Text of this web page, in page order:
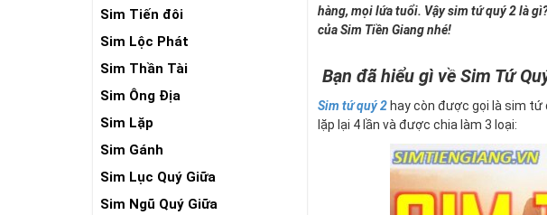
Sim Tiến đôi
Sim Lộc Phát
Sim Thần Tài
Sim Ông Địa
Sim Lặp
Sim Gánh
Sim Lục Quý Giữa
Sim Ngũ Quý Giữa
hàng, mọi lứa tuổi. Vậy sim tứ quý 2 là
của Sim Tiền Giang nhé!
Bạn đã hiểu gì về Sim Tứ
Sim tứ quý 2 hay còn được gọi là sim tứ
lặp lại 4 lần và được chia làm 3 loại: